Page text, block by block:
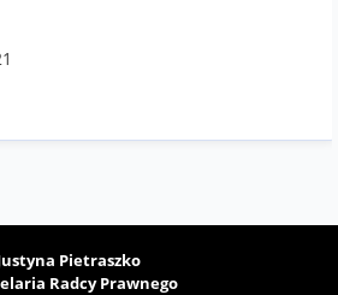
Pietraszko
Radcy Prawnego